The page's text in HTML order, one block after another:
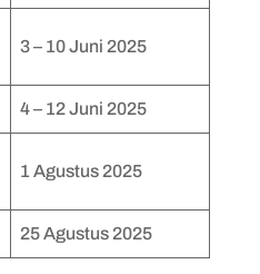
3 – 10 Juni 2025
4 – 12 Juni 2025
1 Agustus 2025
25 Agustus 2025